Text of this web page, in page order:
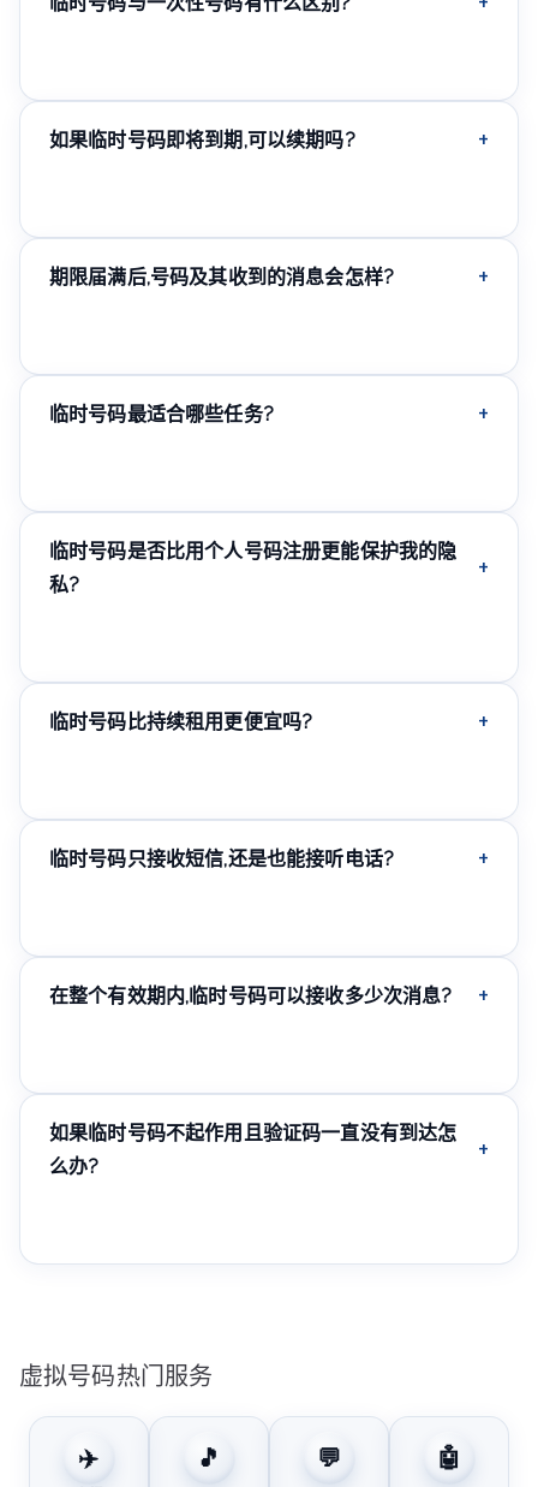
消息或多次通话。
如果临时号码即将到期,可以续期吗?
期限届满后,号码及其收到的消息会怎样?
接收新的短信或来电。
临时号码最适合哪些任务?
临时号码是否比用个人号码注册更能保护我的隐
私?
法。
临时号码比持续租用更便宜吗?
临时号码只接收短信,还是也能接听电话?
在整个有效期内,临时号码可以接收多少次消息?
如果临时号码不起作用且验证码一直没有到达怎
么办?
虚拟号码热门服务
✈️ 🎵 💬 🤖